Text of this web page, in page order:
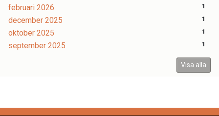
februari 2026 1
december 2025 1
oktober 2025 1
september 2025 1
Visa alla